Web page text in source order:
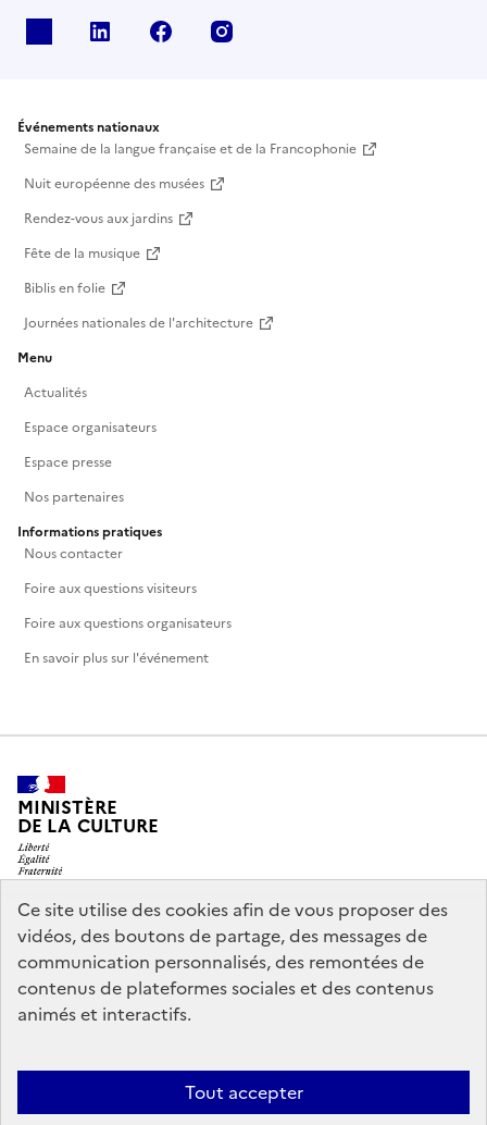
Ce site utilise des cookies afin de vous proposer des
vidéos, des boutons de partage, des messages de
communication personnalisés, des remontées de
contenus de plateformes sociales et des contenus
animés et interactifs.
Tout accepter
Linkedin Facebook
Événements nationaux
Semaine de la langue française et de la Francophonie
Nuit européenne des musées
Rendez-vous aux jardins
Fête de la musique
Biblis en folie
Journées nationales de l'architecture
Menu
Actualités
Espace organisateurs
Espace presse
Nos partenaires
Informations pratiques
Nous contacter
Foire aux questions visiteurs
Foire aux questions organisateurs
En savoir plus sur l'événement
MINISTÈRE
DE LA CULTURE
legifrance.gouv.fr
info.gouv.fr
service-public.gouv.fr
data.gouv.fr
Mentions légales
conforme
Politique d’utilisation des témoins de connexion